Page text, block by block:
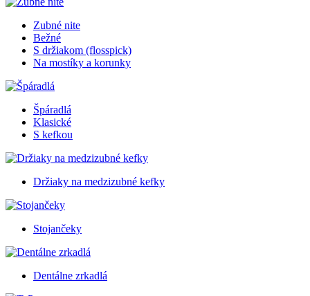
Zubné nite
Bežné
S držiakom (flosspick)
Na mostíky a korunky
Špáradlá
Klasické
S kefkou
Držiaky na medzizubné kefky
Stojančeky
Dentálne zrkadlá